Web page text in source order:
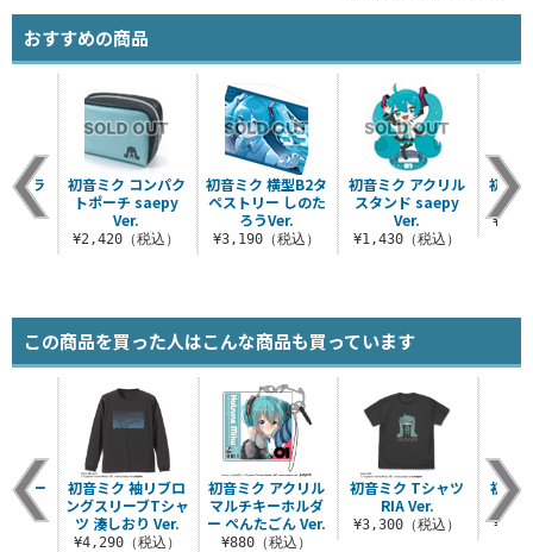
おすすめの商品
初音ミク 横型B2タ
ペストリー しのた
ろうVer.
¥3,190（税込）
初音ミク アクリル
スタンド saepy
Ver.
¥1,430（税込）
初音
カラ
ス
初音ミク コンパク
トポーチ saepy
Ver.
¥2,420（税込）
この商品を買った人はこんな商品も買っています
初音ミク アクリル
マルチキーホルダ
ー ぺんたごん Ver.
¥880（税込）
初音ミク Tシャツ
RIA Ver.
¥3,300（税込）
初音
チ
オー
ー
Ver.
初音ミク 袖リブロ
ングスリーブTシャ
ツ 湊しおり Ver.
¥4,290（税込）